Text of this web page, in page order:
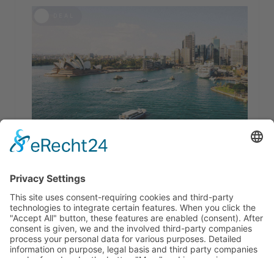
Australien
Australien, das Opernhaus, den Uluru, Bumerangs
und Kängurus - doch es gibt noch viel mehr.
PREIS AB
2500 €
DETAILS